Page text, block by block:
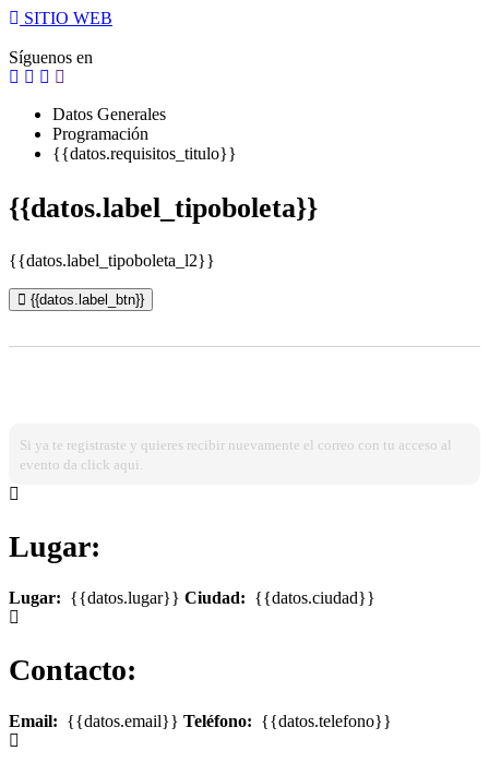
SITIO WEB
Síguenos en
Datos Generales
Programación
{{datos.requisitos_titulo}}
{{datos.label_tipoboleta}}
{{datos.label_tipoboleta_l2}}
{{datos.label_btn}}
Si ya te registraste y quieres recibir nuevamente el correo con tu acceso al
evento da click aqui.
Lugar:
Lugar: {{datos.lugar}} Ciudad: {{datos.ciudad}}
Contacto:
Email: {{datos.email}} Teléfono: {{datos.telefono}}